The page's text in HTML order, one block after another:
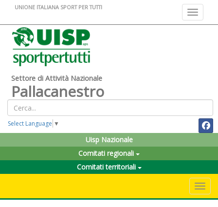
Toggle
UNIONE ITALIANA SPORT PER TUTTI
Settore di Attività Nazionale
Pallacanestro
Select Language ▼
Uisp Nazionale
Comitati regionali
Comitati territoriali